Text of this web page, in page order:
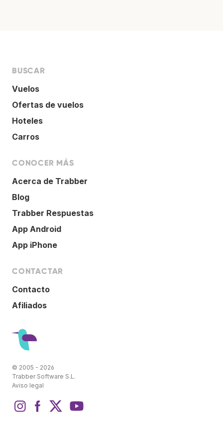
BUSCAR
Vuelos
Ofertas de vuelos
Hoteles
Carros
CONOCER MÁS
Acerca de Trabber
Blog
Trabber Respuestas
App Android
App iPhone
CONTACTAR
Contacto
Afiliados
© 2005 - 2026
Trabber Software S.L.
Aviso legal